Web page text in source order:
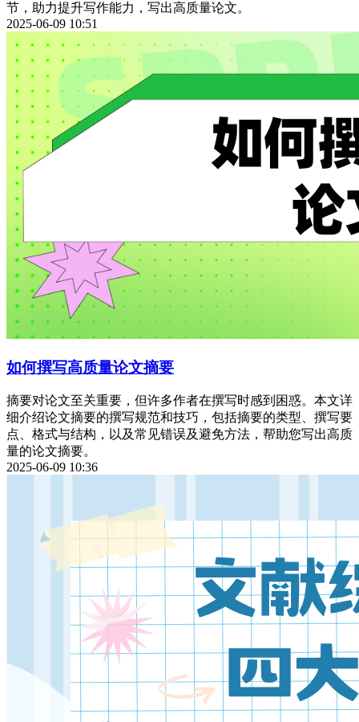
节，助力提升写作能力，写出高质量论文。
2025-06-09 10:51
如何撰写高质量论文摘要
摘要对论文至关重要，但许多作者在撰写时感到困惑。本文详
细介绍论文摘要的撰写规范和技巧，包括摘要的类型、撰写要
点、格式与结构，以及常见错误及避免方法，帮助您写出高质
量的论文摘要。
2025-06-09 10:36